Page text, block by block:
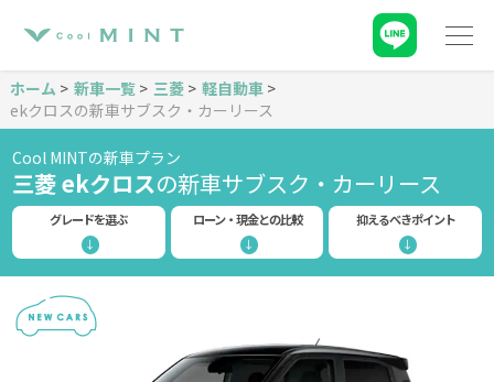
ホーム 新車一覧 三菱
軽自動車
ekクロスの新車サブスク・カーリース
Cool MINTの新車プラン
三菱 ekクロスの新車サブスク・カーリース
グレードを選ぶ ローン・現金との比較 抑えるべきポイント